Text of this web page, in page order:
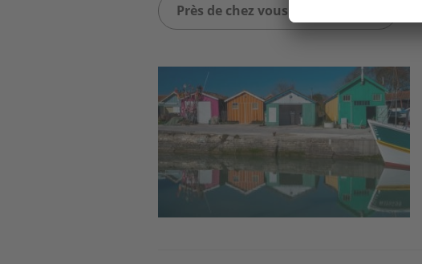
Près de chez vous (1021 articles)